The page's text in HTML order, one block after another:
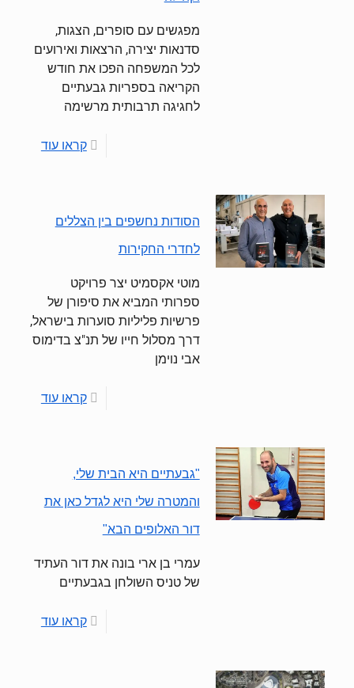
מפגשים עם סופרים, הצגות,
סדנאות יצירה, הרצאות ואירועים
לכל המשפחה הפכו את חודש
הקריאה בספריות גבעתיים
לחגיגה תרבותית מרשימה
קראו עוד
הסודות נחשפים בין הצללים
לחדרי החקירות
מוטי אקסמיט יצר פרויקט
ספרותי המביא את סיפורן של
פרשיות פליליות סוערות בישראל,
דרך מסלול חייו של תנ"צ בדימוס
אבי נוימן
קראו עוד
"גבעתיים היא הבית שלי,
והמטרה שלי היא לגדל כאן את
דור האלופים הבא"
עמרי בן ארי בונה את דור העתיד
של טניס השולחן בגבעתיים
קראו עוד